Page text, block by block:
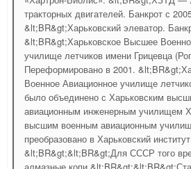
тракторных двигателей. Банкрот с
&lt;BR&gt;Харьковский элеватор.
&lt;BR&gt;Харьковское Высшее
училище летчиков имени Грицевца
Переформировано в 2001.
Военное Авиационное училище
было объединено с Харьковским
авиационным инженерным училищем
высшим военным авиационным
преобразовано в Харьковский
&lt;BR&gt;&lt;BR&gt;Для СССР того